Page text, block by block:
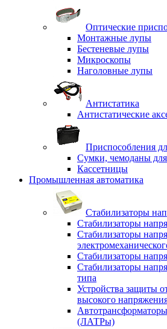
Оптические
Монтажные лупы
Бестеневые лупы
Микроскопы
Наголовные лупы
Антистатика
Антистатические
Приспособления
Сумки, чемоданы
Кассетницы
Промышленная автоматика
Стабилизаторы
Стабилизаторы
Стабилизаторы
Стабилизаторы
Стабилизаторы
типа
Устройства защиты
высокого
(ЛАТРы)